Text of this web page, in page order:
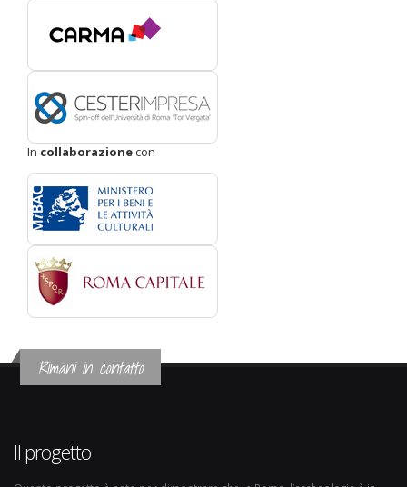
In collaborazionecon
Rimani in contatto
Il progetto